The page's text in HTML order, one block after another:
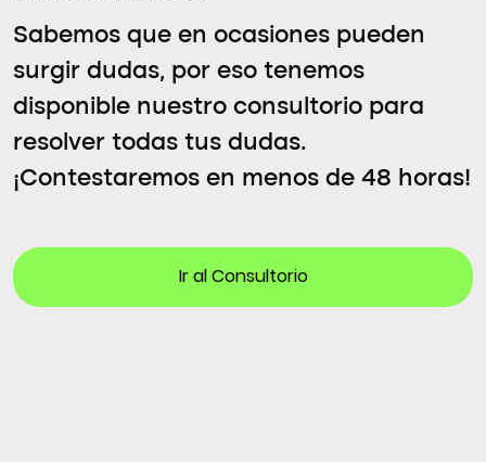
Sabemos que en ocasiones pueden
surgir dudas, por eso tenemos
disponible nuestro consultorio para
resolver todas tus dudas.
¡Contestaremos en menos de 48 horas!
Ir al Consultorio